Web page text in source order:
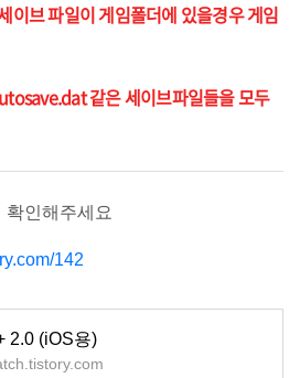
이브 파일이 게임폴더에 있을경우 게임
같은 세이브파일들을 모두
확인해주세요
142
2.0 (iOS용)